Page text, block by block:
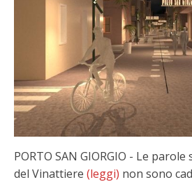
PORTO SAN GIORGIO - Le
del Vinattiere (leggi) non sono